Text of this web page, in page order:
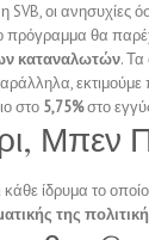
SVB, οι ανησυχίες
πρόγραμμα θα
καταναλωτών. Τα
στο 5,75%στο
Μπεν
ίδρυμα το
της